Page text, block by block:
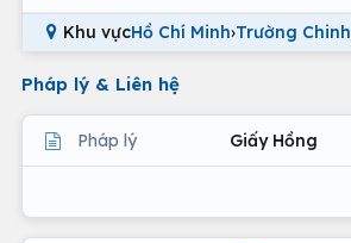
Khu vựcHồ Chí Minh›Trường Chinh
Pháp lý & Liên hệ
Pháp lý Giấy Hồng